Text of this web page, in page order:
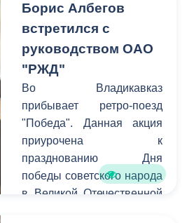
Собрания РФ Валентина
Матвиенко. Это произошло
после ее
посещения реабилитационного
центра для детей с диагнозом
ДЦП «Ир», который Икаев
построил на собственные
Борис Албегов
встретился с
руководством ОАО
"РЖД"
Во Владикавказ
прибывает ретро-поезд
"Победа". Данная акция
приурочена к
празднованию Дня
победы советского народа
в Великой Отечественной